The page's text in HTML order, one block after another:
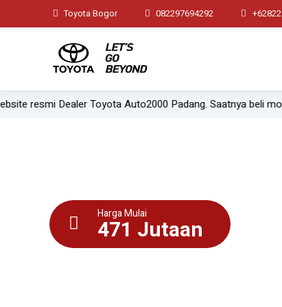
Toyota Bogor 082297694292
Toyota Auto2000 Padang. Saatnya beli mobil baru dengan
Harga Mulai
471 Jutaan